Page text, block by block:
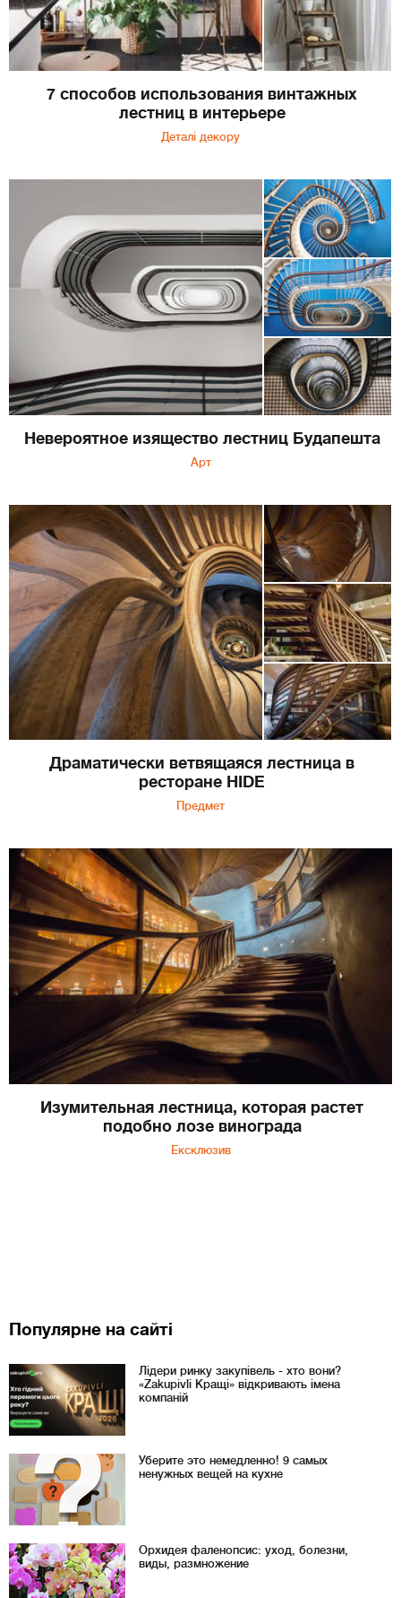
7 способов использования винтажных
лестниц в интерьере
Деталі декору
Невероятное изящество лестниц Будапешта
Арт
Драматически ветвящаяся лестница в
ресторане HIDE
Предмет
Изумительная лестница, которая растет
подобно лозе винограда
Ексклюзив
Популярне на сайті
Лідери ринку закупівель - хто вони?
«Zakupivli Кращі» відкривають імена
компаній
Уберите это немедленно! 9 самых
ненужных вещей на кухне
Орхидея фаленопсис: уход, болезни,
виды, размножение